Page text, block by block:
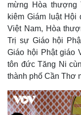
mừng Hòa thượng
kiêm Giám luật
Việt Nam, Hòa
Trị sự Giáo hội
Giáo hội Phật giáo
tôn đức Tăng Ni
thành phố Cần Thơ